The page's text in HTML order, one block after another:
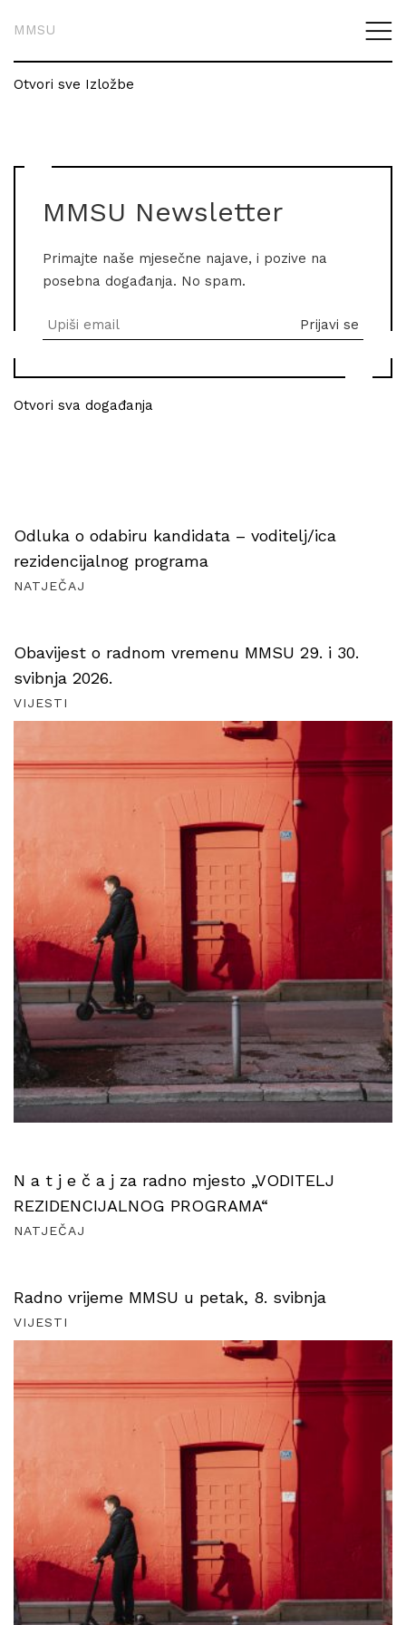
MMSU
Otvori sve Izložbe
MMSU Newsletter
Primajte naše mjesečne najave, i pozive na
posebna događanja. No spam.
Otvori sva događanja
Odluka o odabiru kandidata – voditelj/ica
rezidencijalnog programa
NATJEČAJ
Obavijest o radnom vremenu MMSU 29. i 30.
svibnja 2026.
VIJESTI
N a t j e č a j za radno mjesto „VODITELJ
REZIDENCIJALNOG PROGRAMA“
NATJEČAJ
Radno vrijeme MMSU u petak, 8. svibnja
VIJESTI